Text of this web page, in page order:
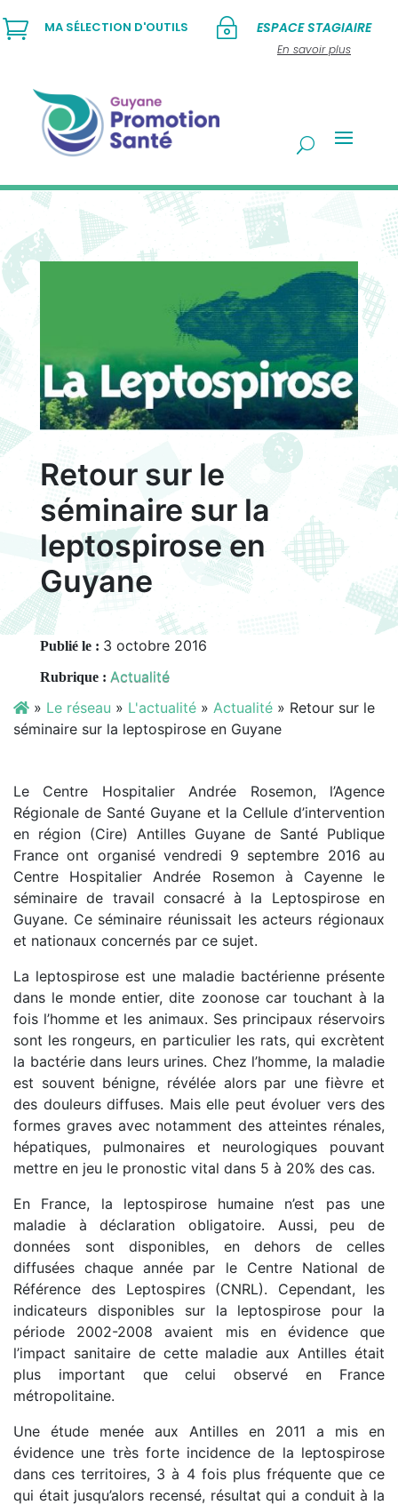
~ ESPACE STAGIAIRE
En savoir plus
 MA SÉLECTION D'OUTILS
Retour sur le
séminaire sur la
leptospirose en
Guyane
Publié le : 3 octobre 2016
Rubrique : Actualité
» Le réseau » L'actualité » Actualité » Retour sur le
séminaire sur la leptospirose en Guyane
Le Centre Hospitalier Andrée Rosemon, l’Agence
Régionale de Santé Guyane et la Cellule d’intervention
en région (Cire) Antilles Guyane de Santé Publique
France ont organisé vendredi 9 septembre 2016 au
Centre Hospitalier Andrée Rosemon à Cayenne le
séminaire de travail consacré à la Leptospirose en
Guyane. Ce séminaire réunissait les acteurs régionaux
et nationaux concernés par ce sujet.
La leptospirose est une maladie bactérienne présente
dans le monde entier, dite zoonose car touchant à la
fois l’homme et les animaux. Ses principaux réservoirs
sont les rongeurs, en particulier les rats, qui excrètent
la bactérie dans leurs urines. Chez l’homme, la maladie
est souvent bénigne, révélée alors par une fièvre et
des douleurs diffuses. Mais elle peut évoluer vers des
formes graves avec notamment des atteintes rénales,
hépatiques, pulmonaires et neurologiques pouvant
mettre en jeu le pronostic vital dans 5 à 20% des cas.
En France, la leptospirose humaine n’est pas une
maladie à déclaration obligatoire. Aussi, peu de
données sont disponibles, en dehors de celles
diffusées chaque année par le Centre National de
Référence des Leptospires (CNRL). Cependant, les
indicateurs disponibles sur la leptospirose pour la
période 2002-2008 avaient mis en évidence que
l’impact sanitaire de cette maladie aux Antilles était
plus important que celui observé en France
métropolitaine.
Une étude menée aux Antilles en 2011 a mis en
évidence une très forte incidence de la leptospirose
dans ces territoires, 3 à 4 fois plus fréquente que ce
qui était jusqu’alors recensé, résultat qui a conduit à la